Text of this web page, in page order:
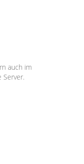
auch im
Server.